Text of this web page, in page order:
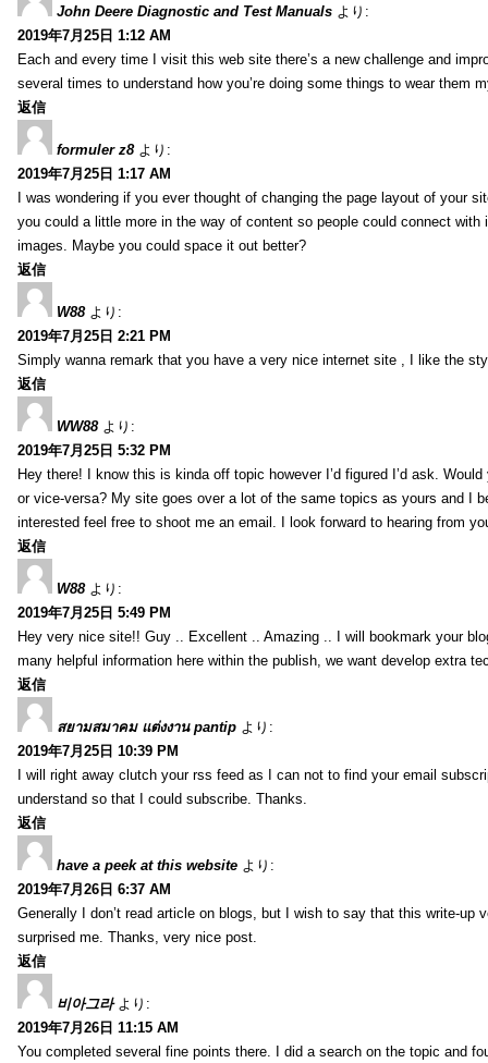
John Deere Diagnostic and Test Manuals より:
2019年7月25日 1:12 AM
Each and every time I visit this web site there’s a new challenge and
several times to understand how you’re doing some things to wear them
返信
formuler z8 より:
2019年7月25日 1:17 AM
I was wondering if you ever thought of changing the page layout of your
you could a little more in the way of content so people could connect
images. Maybe you could space it out better?
返信
W88 より:
2019年7月25日 2:21 PM
Simply wanna remark that you have a very nice internet site , I like the
返信
WW88 より:
2019年7月25日 5:32 PM
Hey there! I know this is kinda off topic however I’d figured I’d ask.
or vice-versa? My site goes over a lot of the same topics as yours and I
interested feel free to shoot me an email. I look forward to hearing from
返信
W88 より:
2019年7月25日 5:49 PM
Hey very nice site!! Guy .. Excellent .. Amazing .. I will bookmark your
many helpful information here within the publish, we want develop extra
返信
สยามสมาคม แต่งงาน pantip より:
2019年7月25日 10:39 PM
I will right away clutch your rss feed as I can not to find your email
understand so that I could subscribe. Thanks.
返信
have a peek at this website より:
2019年7月26日 6:37 AM
Generally I don’t read article on blogs, but I wish to say that this write-
surprised me. Thanks, very nice post.
返信
비아그라 より:
2019年7月26日 11:15 AM
You completed several fine points there. I did a search on the topic and